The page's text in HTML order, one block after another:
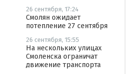
26 сентября, 17:24
Смолян ожидает
потепление 27 сентября
26 сентября, 15:55
На нескольких улицах
Смоленска ограничат
движение транспорта